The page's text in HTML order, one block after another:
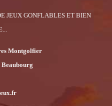
JEUX GONFLABLES ET BIEN
Montgolfier